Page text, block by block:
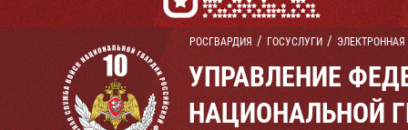
РОСГВАРДИЯ ГОСУСЛУГИ
УПРАВЛЕНИЕ
НАЦИОНАЛЬНОЙ